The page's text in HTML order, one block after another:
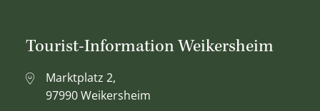
Tourist-Information Weikersheim
Marktplatz 2,
97990 Weikersheim